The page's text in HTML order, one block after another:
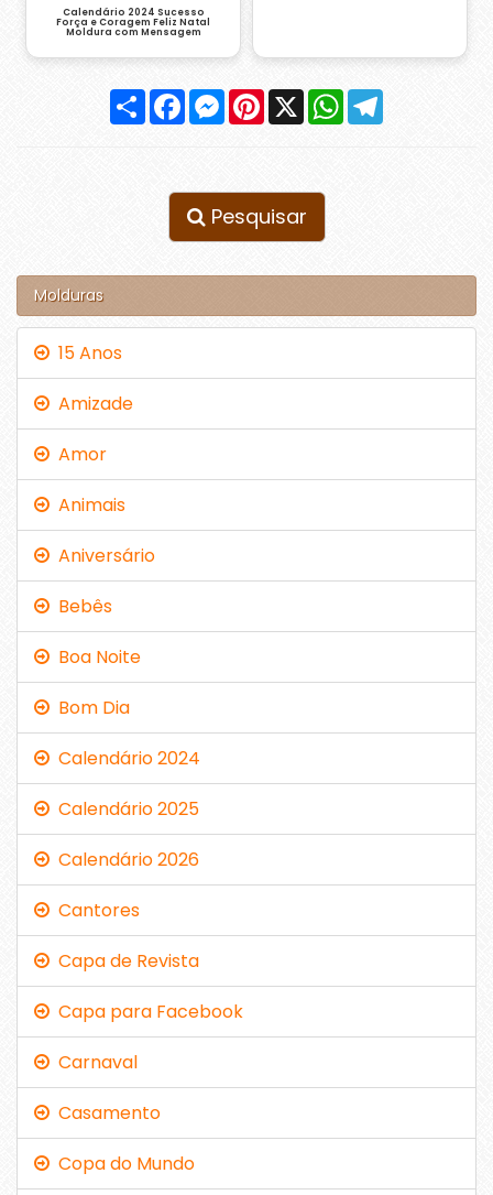
Calendário 2024 Sucesso
Força e Coragem Feliz Natal
Moldura com Mensagem
Compartilhar
FacebookMessenger
Pinterest
X WhatsApp
Pesquisar
Molduras
15 Anos
Amizade
Amor
Animais
Aniversário
Bebês
Boa Noite
Bom Dia
Calendário 2024
Calendário 2025
Calendário 2026
Cantores
Capa de Revista
Capa para Facebook
Carnaval
Casamento
Copa do Mundo